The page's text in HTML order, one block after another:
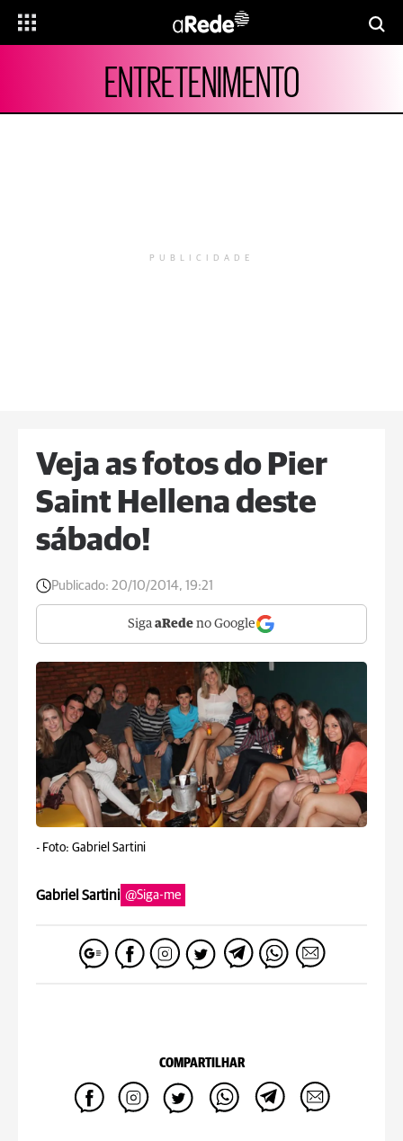
ENTRETENIMENTO
PUBLICIDADE
Veja as fotos do Pier
Saint Hellena deste
sábado!
Publicado: 20/10/2014, 19:21
Siga aRede no Google
- Foto: Gabriel Sartini
Gabriel Sartini @Siga-me
COMPARTILHAR